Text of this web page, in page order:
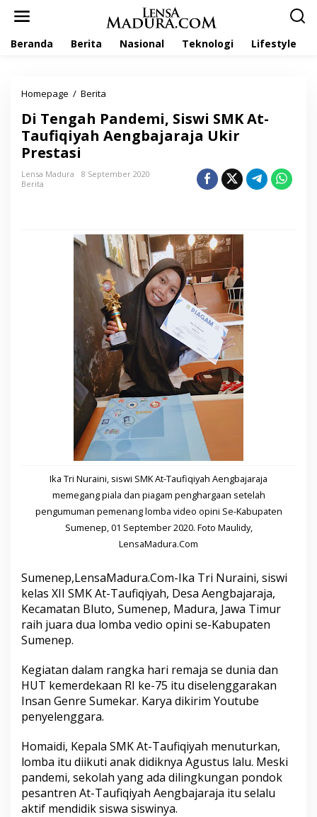
Beranda Berita Nasional Teknologi Lifestyle
Homepage / Berita
T
e
n
a
d
e
m
i
,
S
i
s
w
i
S
M
K
A
t
-
T
u
q
i
e
n
b
a
r
j
a
P
r
e
s
Di Tengah Pandemi, Siswi SMK At-
Taufiqiyah Aengbajaraja Ukir
Prestasi
Lensa Madura
8 September 2020
Berita
Ika Tri Nuraini, siswi SMK At-Taufiqiyah Aengbajaraja
memegang piala dan piagam penghargaan setelah
pengumuman pemenang lomba video opini Se-Kabupaten
Sumenep, 01 September 2020. Foto Maulidy,
LensaMadura.Com
Sumenep,LensaMadura.Com-Ika Tri Nuraini, siswi
kelas XII SMK At-Taufiqiyah, Desa Aengbajaraja,
Kecamatan Bluto, Sumenep, Madura, Jawa Timur
raih juara dua lomba vedio opini se-Kabupaten
Sumenep.
Kegiatan dalam rangka hari remaja se dunia dan
HUT kemerdekaan RI ke-75 itu diselenggarakan
Insan Genre Sumekar. Karya dikirim Youtube
penyelenggara.
Homaidi, Kepala SMK At-Taufiqiyah menuturkan,
lomba itu diikuti anak didiknya Agustus lalu. Meski
pandemi, sekolah yang ada dilingkungan pondok
pesantren At-Taufiqiyah Aengbajaraja itu selalu
aktif mendidik siswa siswinya.